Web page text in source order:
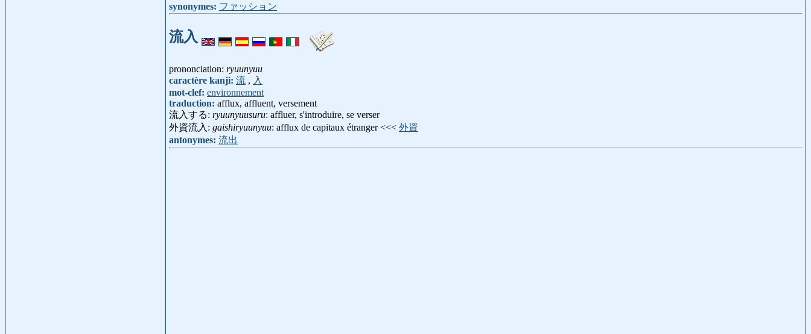
synonymes: ファッション
流入
prononciation: ryuunyuu
caractère kanji: 流 , 入
mot-clef: environnement
traduction: afflux, affluent, versement
流入する: ryuunyuusuru: affluer, s'introduire, se verser
外資流入: gaishiryuunyuu: afflux de capitaux étranger <<< 外資
antonymes: 流出